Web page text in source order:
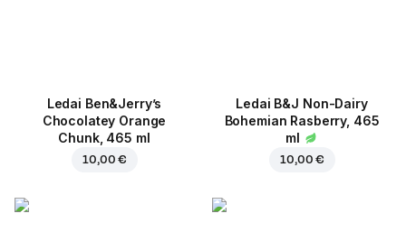
Ledai Ben&Jerry’s
Chocolatey Orange
Chunk, 465 ml
10,00 €
Ledai B&J Non-Dairy
Bohemian Rasberry, 465
ml
10,00 €